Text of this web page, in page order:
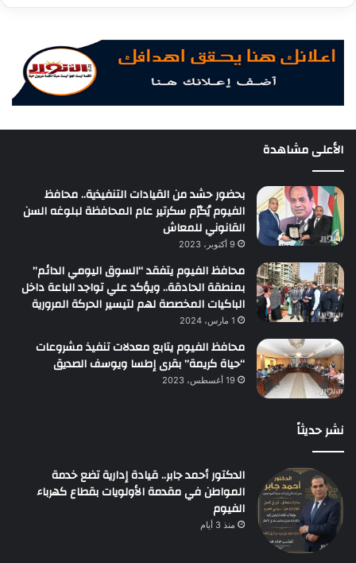
الأعلى مشاهدة
بحضور حشد من القيادات التنفيذية.. محافظ
الفيوم يُكرّم سكرتير عام المحافظة لبلوغه السن
القانوني للمعاش
9 أكتوبر، 2023
محافظ الفيوم يتفقد “السوق اليومي الدائم”
بمنطقة الحادقة.. ويؤكد علي تواجد الباعة داخل
الباكيات المخصصة لهم لتيسير الحركة المرورية
1 مارس، 2024
محافظ الفيوم يتابع معدلات تنفيذ مشروعات
“حياة كريمة” بقرى إطسا ويوسف الصديق
19 أغسطس، 2023
نشر حديثاً
الدكتور أحمد جابر.. قيادة إدارية تضع خدمة
المواطن في مقدمة الأولويات بقطاع كهرباء
الفيوم
منذ 3 أيام